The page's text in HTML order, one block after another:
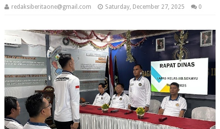
redaksiberitaone@gmail.com Saturday, December 27, 2025 0